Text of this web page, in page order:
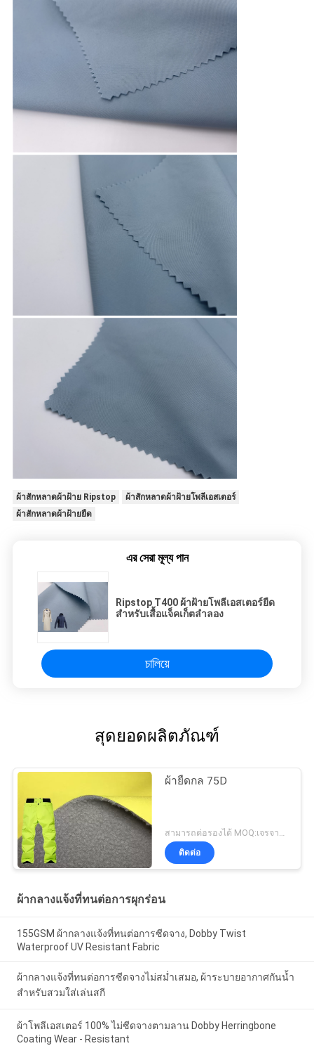
ผ้าสักหลาดผ้าฝ้าย Ripstop
ผ้าสักหลาดผ้าฝ้ายโพลีเอสเตอร์
ผ้าสักหลาดผ้าฝ้ายยืด
এর সেরা মূল্য পান
Ripstop T400 ผ้าฝ้ายโพลีเอสเตอร์ยืด
สำหรับเสื้อแจ็คเก็ตลำลอง
চালিয়ে
สุดยอดผลิตภัณฑ์
ผ้ายืดกล 75D
ติดต่อ
ผ้ากลางแจ้งที่ทนต่อการผุกร่อน
155GSM ผ้ากลางแจ้งที่ทนต่อการซีดจาง, Dobby Twist
Waterproof UV Resistant Fabric
ผ้ากลางแจ้งที่ทนต่อการซีดจางไม่สม่ำเสมอ, ผ้าระบายอากาศกันน้ำ
สำหรับสวมใส่เล่นสกี
ผ้าโพลีเอสเตอร์ 100% ไม่ซีดจางตามลาน Dobby Herringbone
Coating Wear - Resistant